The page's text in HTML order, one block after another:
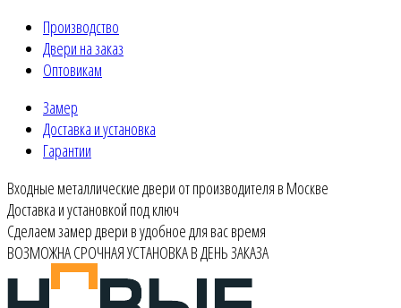
Производство
Двери на заказ
Оптовикам
Замер
Доставка и установка
Гарантии
Входные металлические двери от производителя в Москве
Доставка и установкой под ключ
Сделаем замер двери в удобное для вас время
ВОЗМОЖНА СРОЧНАЯ УСТАНОВКА В ДЕНЬ ЗАКАЗА